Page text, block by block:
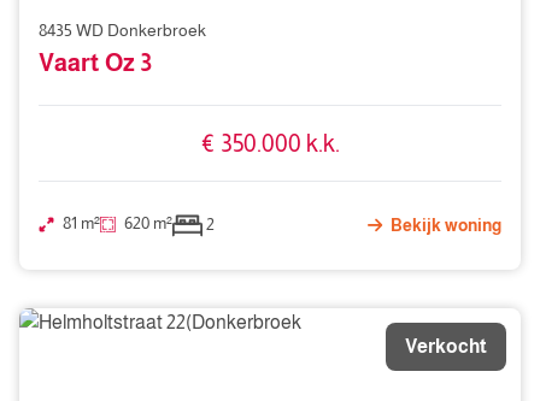
8435 WD Donkerbroek
Vaart Oz 3
€ 350.000 k.k.
81 m² 620 m² 2 Bekijk woning
Verkocht